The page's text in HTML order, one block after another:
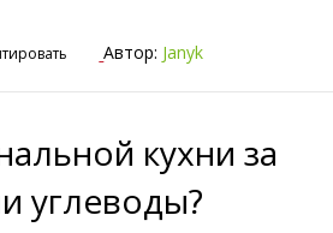
Автор: Janyk
кухни за
углеводы?